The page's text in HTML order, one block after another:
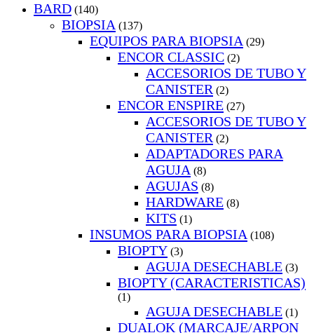
BARD (140)
BIOPSIA (137)
EQUIPOS PARA BIOPSIA (29)
ENCOR CLASSIC (2)
ACCESORIOS DE TUBO Y
CANISTER (2)
ENCOR ENSPIRE (27)
ACCESORIOS DE TUBO Y
CANISTER (2)
ADAPTADORES PARA
AGUJA (8)
AGUJAS (8)
HARDWARE (8)
KITS (1)
INSUMOS PARA BIOPSIA (108)
BIOPTY (3)
AGUJA DESECHABLE (3)
BIOPTY (CARACTERISTICAS)
(1)
AGUJA DESECHABLE (1)
DUALOK (MARCAJE/ARPON